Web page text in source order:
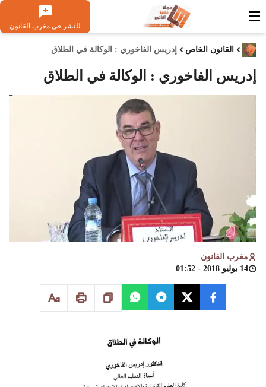
للنشر في مغرب القانون
القانون الخاص إدريس الفاخوري : الوكالة في الطلاق
إدريس الفاخوري : الوكالة في الطلاق
مغرب القانون
14 يوليو 2018 - 01:52